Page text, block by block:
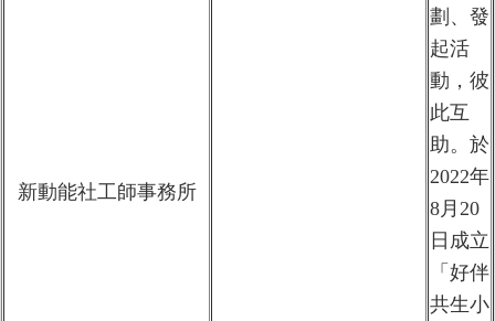
新動能社工師事務所
劃、發
起活
動，彼
此互
助。於
2022年
8月20
日成立
「好伴
共生小